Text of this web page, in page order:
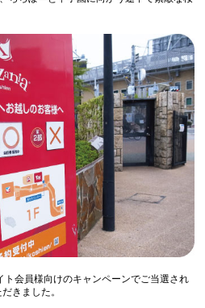
会員様向けのキャンペーンでご当選され
きました。